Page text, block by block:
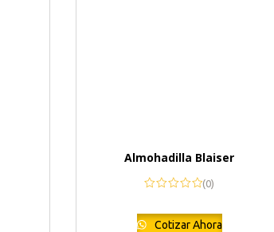
Almohadilla Blaiser
(0)
Cotizar Ahora